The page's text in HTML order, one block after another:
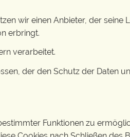
wir einen Anbieter, der
erbringt.
verarbeitet.
der den Schutz der Daten
Funktionen zu